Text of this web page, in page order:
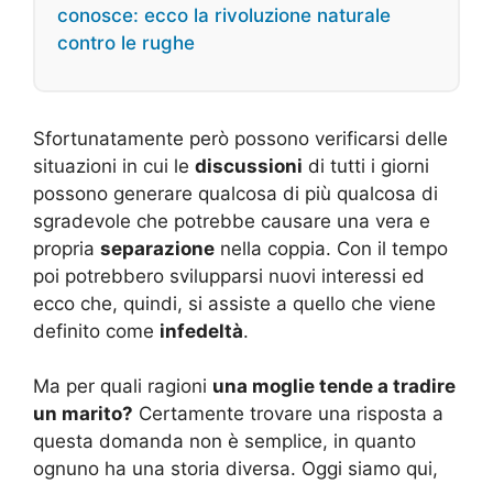
conosce: ecco la rivoluzione naturale
contro le rughe
Sfortunatamente però possono verificarsi delle
situazioni in cui le discussioni di tutti i giorni
possono generare qualcosa di più qualcosa di
sgradevole che potrebbe causare una vera e
propria separazione nella coppia. Con il tempo
poi potrebbero svilupparsi nuovi interessi ed
ecco che, quindi, si assiste a quello che viene
definito come infedeltà.
Ma per quali ragioni una moglie tende a tradire
un marito? Certamente trovare una risposta a
questa domanda non è semplice, in quanto
ognuno ha una storia diversa. Oggi siamo qui,